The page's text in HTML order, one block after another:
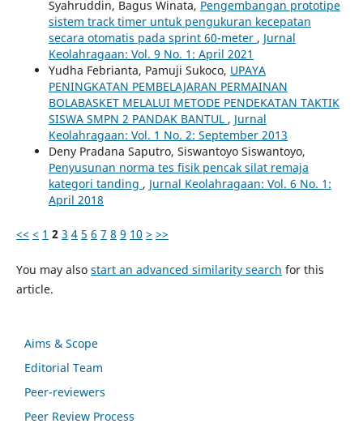
Syahruddin, Bagus Winata, Pengembangan prototipe
sistem track timer untuk pengukuran kecepatan
secara otomatis pada sprint 60-meter , Jurnal
Keolahragaan: Vol. 9 No. 1: April 2021
Yudha Febrianta, Pamuji Sukoco, UPAYA
PENINGKATAN PEMBELAJARAN PERMAINAN
BOLABASKET MELALUI METODE PENDEKATAN TAKTIK
SISWA SMPN 2 PANDAK BANTUL , Jurnal
Keolahragaan: Vol. 1 No. 2: September 2013
Deny Pradana Saputro, Siswantoyo Siswantoyo,
Penyusunan norma tes fisik pencak silat remaja
kategori tanding , Jurnal Keolahragaan: Vol. 6 No. 1:
April 2018
<< < 1 2 3 4 5 6 7 8 9 10 > >>
You may also start an advanced similarity search for this
article.
Aims & Scope
Editorial Team
Peer-reviewers
Peer Review Process